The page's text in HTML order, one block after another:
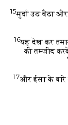
15मुर्दा उठ बैठा
16यह देख कर
की तम्जीद
17और ईसा के बारे